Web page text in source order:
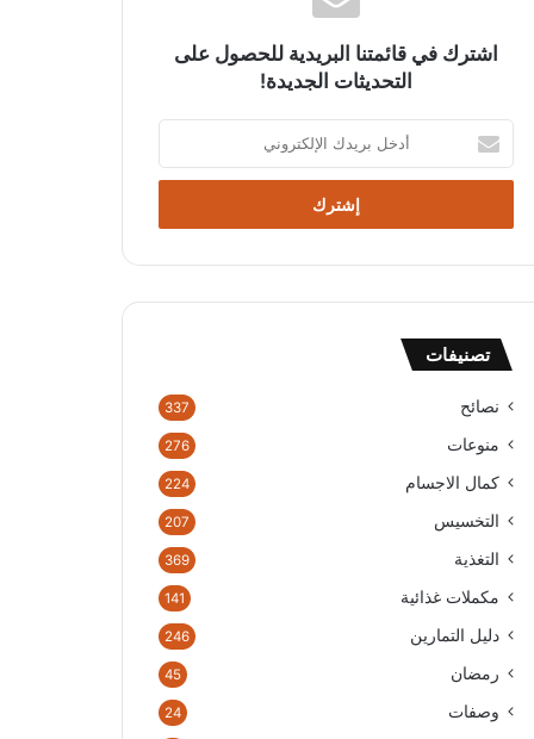
اشترك في قائمتنا البريدية للحصول على
التحديثات الجديدة!
خ
ب
د
إ
ت
و
ن
تصنيفات
نصائح 337
منوعات 276
كمال الاجسام 224
التخسيس 207
التغذية 369
مكملات غذائية 141
دليل التمارين 246
رمضان 45
وصفات 24